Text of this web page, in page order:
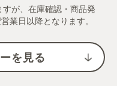
が、在庫確認・商品発
業日以降となります。
を見る